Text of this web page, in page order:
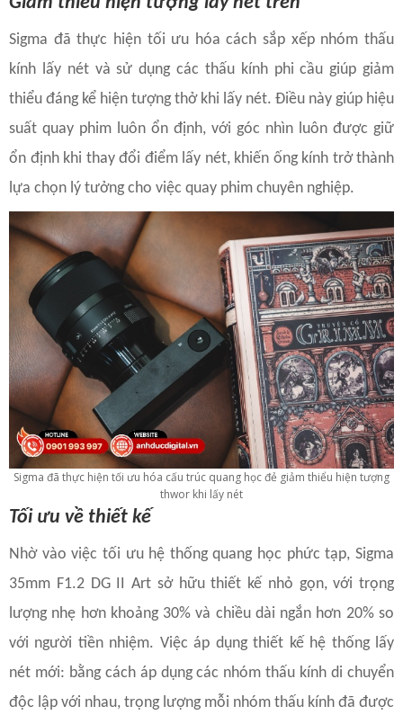
Sigma đã thực hiện tối ưu hóa cách sắp xếp nhóm thấu
kính lấy nét và sử dụng các thấu kính phi cầu giúp giảm
thiểu đáng kể hiện tượng thở khi lấy nét. Điều này giúp hiệu
suất quay phim luôn ổn định, với góc nhìn luôn được giữ
ổn định khi thay đổi điểm lấy nét, khiến ống kính trở thành
lựa chọn lý tưởng cho việc quay phim chuyên nghiệp.
Sigma đã thực hiện tối ưu hóa cấu trúc quang học đẻ giảm thiểu hiện tượng
thwor khi lấy nét
Tối ưu về thiết kế
Nhờ vào việc tối ưu hệ thống quang học phức tạp, Sigma
35mm F1.2 DG II Art sở hữu thiết kế nhỏ gọn, với trọng
lượng nhẹ hơn khoảng 30% và chiều dài ngắn hơn 20% so
với người tiền nhiệm. Việc áp dụng thiết kế hệ thống lấy
nét mới: bằng cách áp dụng các nhóm thấu kính di chuyển
độc lập với nhau, trọng lượng mỗi nhóm thấu kính đã được